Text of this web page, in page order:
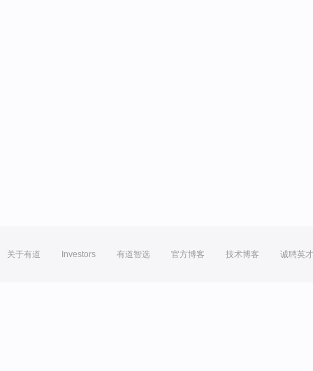
关于有道 Investors 有道智选 官方博客 技术博客 诚聘英才